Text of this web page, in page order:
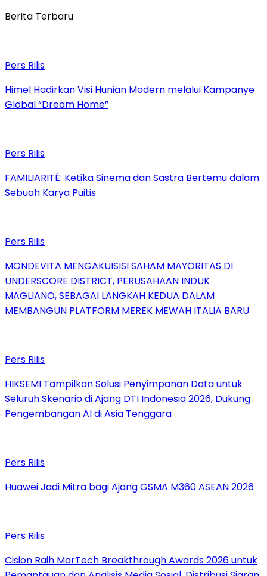
Berita Terbaru
Pers Rilis
Himel Hadirkan Visi Hunian Modern melalui Kampanye
Global “Dream Home”
Pers Rilis
FAMILIARITÉ: Ketika Sinema dan Sastra Bertemu dalam
Sebuah Karya Puitis
Pers Rilis
MONDEVITA MENGAKUISISI SAHAM MAYORITAS DI
UNDERSCORE DISTRICT, PERUSAHAAN INDUK
MAGLIANO, SEBAGAI LANGKAH KEDUA DALAM
MEMBANGUN PLATFORM MEREK MEWAH ITALIA BARU
Pers Rilis
HIKSEMI Tampilkan Solusi Penyimpanan Data untuk
Seluruh Skenario di Ajang DTI Indonesia 2026, Dukung
Pengembangan AI di Asia Tenggara
Pers Rilis
Huawei Jadi Mitra bagi Ajang GSMA M360 ASEAN 2026
Pers Rilis
Cision Raih MarTech Breakthrough Awards 2026 untuk